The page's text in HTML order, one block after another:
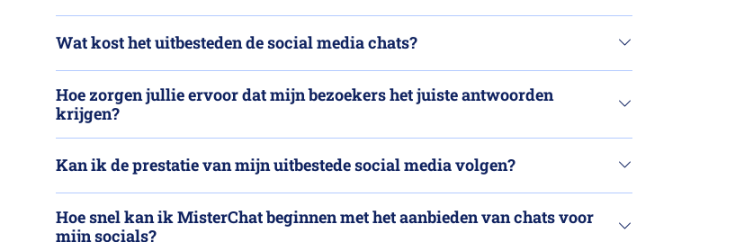
Wat kost het uitbesteden de social media chats?
Hoe zorgen jullie ervoor dat mijn bezoekers het juiste antwoorden
krijgen?
Kan ik de prestatie van mijn uitbestede social media volgen?
Hoe snel kan ik MisterChat beginnen met het aanbieden van chats voor
mijn socials?